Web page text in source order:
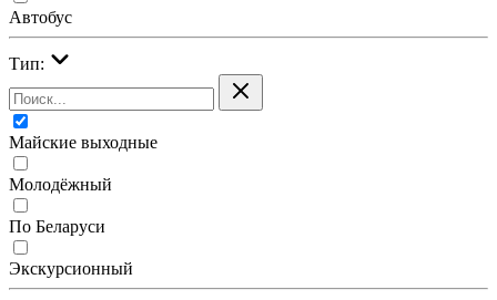
Автобус
Тип:
Майские выходные
Молодёжный
По Беларуси
Экскурсионный